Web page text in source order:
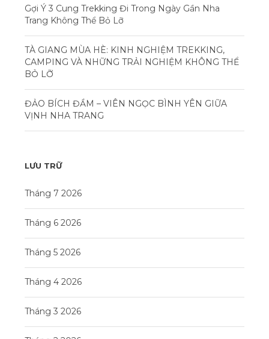
Gợi Ý 3 Cung Trekking Đi Trong Ngày Gần Nha
Trang Không Thể Bỏ Lỡ
TÀ GIANG MÙA HÈ: KINH NGHIỆM TREKKING,
CAMPING VÀ NHỮNG TRẢI NGHIỆM KHÔNG THỂ
BỎ LỠ
ĐẢO BÍCH ĐẦM – VIÊN NGỌC BÌNH YÊN GIỮA
VỊNH NHA TRANG
LƯU TRỮ
Tháng 7 2026
Tháng 6 2026
Tháng 5 2026
Tháng 4 2026
Tháng 3 2026